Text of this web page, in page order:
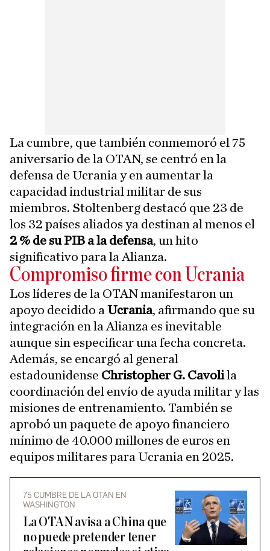
La cumbre, que también conmemoró el 75
aniversario de la OTAN, se centró en la
defensa de Ucrania y en aumentar la
capacidad industrial militar de sus
miembros. Stoltenberg destacó que 23 de
los 32 países aliados ya destinan al menos el
2 % de su PIB a la defensa, un hito
significativo para la Alianza.
Compromiso firme con Ucrania
Los líderes de la OTAN manifestaron un
apoyo decidido a Ucrania, afirmando que su
integración en la Alianza es inevitable
aunque sin especificar una fecha concreta.
Además, se encargó al general
estadounidense Christopher G. Cavolila
coordinación del envío de ayuda militar y las
misiones de entrenamiento. También se
aprobó un paquete de apoyo financiero
mínimo de 40.000 millones de euros en
equipos militares para Ucrania en 2025.
75 CUMBRE DE LA OTAN EN
WASHINGTON
La OTAN avisa a China que
no puede pretender tener